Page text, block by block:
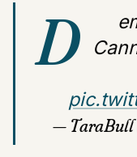
D
— TaraBull